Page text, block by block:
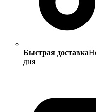
Быстрая доставка
дня